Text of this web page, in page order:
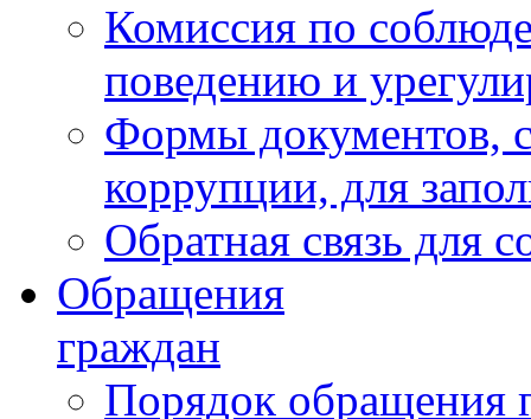
Комиссия по
поведению и
Формы документов,
коррупции, для
Обратная связь для
Обращения
граждан
Порядок обращения